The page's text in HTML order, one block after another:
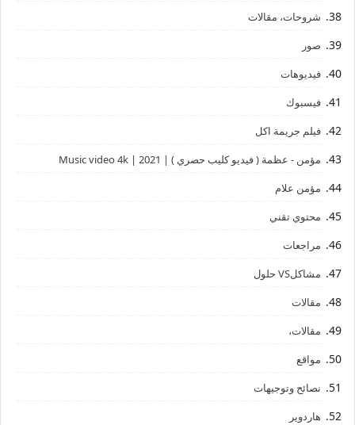
شروحات، مقالات
صور
فيديوهات
فيسبوك
فيلم جريمة اكل
مؤمن - عظمة ( فيديو كليب حصري ) | 2021 | Music video 4k
مؤمن علام
محتوي تقني
مراجعات
مشاكلVS حلول
مقالات
مقالات،
مواقع
نصائح وتوجيهات
هاردوير